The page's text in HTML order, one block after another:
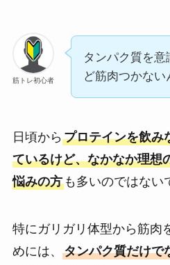
筋トレ初心者
タンパク質を
ど筋肉つかない
日頃から プロテインを飲み
ているけど、なかなか理想
悩みの方も多いのではない
特にガリガリ体型から筋肉
めには、 タンパク質だけで